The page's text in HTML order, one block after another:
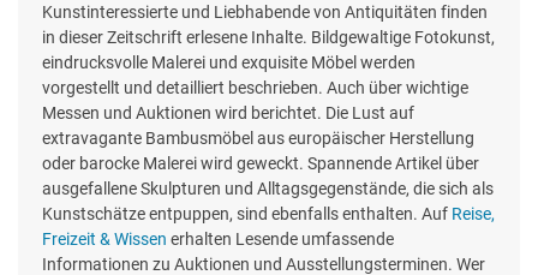
Kunstinteressierte und Liebhabende von Antiquitäten finden
in dieser Zeitschrift erlesene Inhalte. Bildgewaltige Fotokunst,
eindrucksvolle Malerei und exquisite Möbel werden
vorgestellt und detailliert beschrieben. Auch über wichtige
Messen und Auktionen wird berichtet. Die Lust auf
extravagante Bambusmöbel aus europäischer Herstellung
oder barocke Malerei wird geweckt. Spannende Artikel über
ausgefallene Skulpturen und Alltagsgegenstände, die sich als
Kunstschätze entpuppen, sind ebenfalls enthalten. Auf Reise,
Freizeit & Wissen erhalten Lesende umfassende
Informationen zu Auktionen und Ausstellungsterminen. Wer